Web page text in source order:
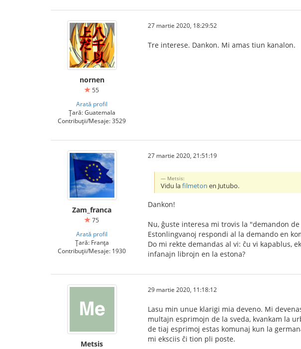
nornen
55
Arată profil
Țară: Guatemala
Contribuții/Mesaje: 3529
27 martie 2020, 18:29:52
Tre interese. Dankon. Mi amas tiun kanalon.
Zam_franca
75
Arată profil
Țară: Franța
Contribuții/Mesaje: 1930
27 martie 2020, 21:51:19
Metsis:
Vidu lafilmeton en Jutubo.
Dankon!
Nu, ĝuste interesa mi trovis la "demandon
Estonlingvanoj respondi al la demando en
Do mi rekte demandas al vi: ĉu vi kapablus,
infanajn librojn en la estona?
Metsis
29 martie 2020, 11:18:12
Lasu min unue klarigi mia deveno. Mi
multajn esprimojn de la sveda, kvankam la
de tiaj esprimoj estas komunaj kun la
mi eksciis ĉi tion pli poste.